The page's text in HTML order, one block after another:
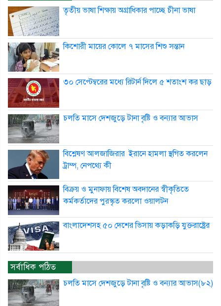
তৃতীয় ভাষা শিক্ষায় অগ্রাধিকার পাচ্ছে চীনা ভাষা
কিশোরী মায়ের কোলে ৭ মাসের শিশু সন্তান
৩০ সেপ্টেম্বরের মধ্যে রিটার্ন দিলে ৫ শতাংশ কর ছাড়
চলতি মাসে দেশজুড়ে টানা বৃষ্টি ও বন্যার আভাস
বিশ্লেষণ আলজাজিরার ইরানে হামলা স্থগিত করলেন
ট্রাম্প, নেপথ্যে কী
বিক্রয় ও মুনাফায় বিশেষ অবদানের স্বীকৃতিতে
কর্মকর্তাদের পুরস্কৃত করলো ওয়ালটন
বাংলাদেশসহ ৫০ দেশের ভিসায় কড়াকড়ি যুক্তরাষ্ট্রের
সর্বাধিক পঠিত
চলতি মাসে দেশজুড়ে টানা বৃষ্টি ও বন্যার আভাস(৮২)